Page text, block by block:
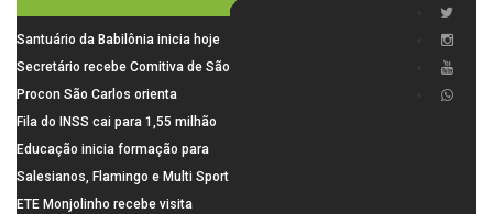
Santuário da Babilônia inicia hoje
(06), uma programação especial
para os seus 160 anos de história.
Secretário recebe Comitiva de São
Carlos para debater investimentos
em rodovias
Procon São Carlos orienta
consumidores sobre cuidados
nas compras para o Dia dos Pais
Fila do INSS cai para 1,55 milhão
em julho, com alta de 66,5% nos
pedidos negados em 2026
Educação inicia formação para
elaboração do novo Plano
Municipal
Salesianos, Flamingo e Multi Sport
vão representar São Carlos no
ETE Monjolinho recebe visita